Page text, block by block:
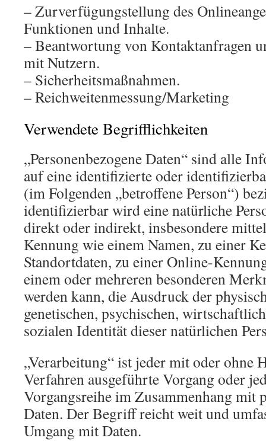
– Zurverfügungstellung des
Funktionen und Inhalte.
– Beantwortung von Kontaktanfragen
mit Nutzern.
– Sicherheitsmaßnahmen.
– Reichweitenmessung/Marketing
Verwendete Begrifflichkeiten
„Personenbezogene Daten“ sind alle
auf eine identifizierte oder
(im Folgenden „betroffene Person“)
identifizierbar wird eine natürliche
direkt oder indirekt, insbesondere
Kennung wie einem Namen, zu einer
Standortdaten, zu einer Online-
einem oder mehreren besonderen
werden kann, die Ausdruck der
genetischen, psychischen,
sozialen Identität dieser natürlichen
„Verarbeitung“ ist jeder mit oder ohne
Verfahren ausgeführte Vorgang oder
Vorgangsreihe im Zusammenhang mit
Daten. Der Begriff reicht weit und
Umgang mit Daten.